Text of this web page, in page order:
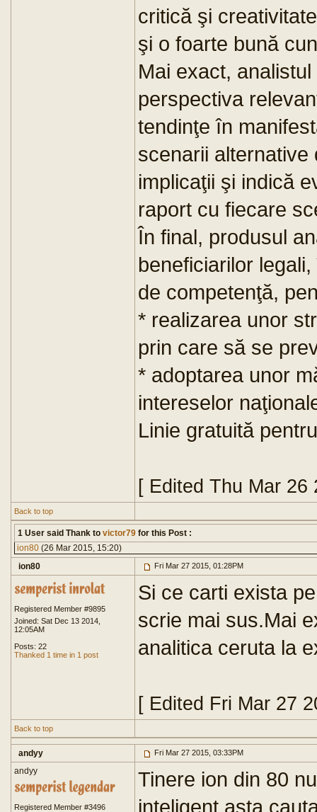
critică şi
şi o foarte bună
Mai exact,
perspectiva
tendinţe în
scenarii alternative
implicaţii şi indică
raport cu fiecare
În final, produsul
beneficiarilor
de competenţă,
* realizarea unor
prin care să se
* adoptarea unor
intereselor
Linie gratuită
[ Edited Thu Mar 26
Back to top
1 User said Thank to victor79 for this Post :
ion80 (26 Mar 2015, 15:20)
ion80
Fri Mar 27 2015, 01:28PM
Registered Member #9895
Joined: Sat Dec 13 2014,
12:05AM
Posts: 22
Thanked 1 time in 1 post
Si ce carti exista
scrie mai sus.Mai
analitica ceruta la
[ Edited Fri Mar 27
Back to top
andyy Fri Mar 27 2015, 03:33PM
andyy
Registered Member #3496
Tinere ion din 80
inteligent asta